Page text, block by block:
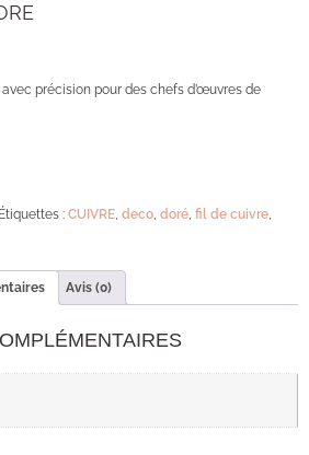
précision pour des chefs d’œuvres de
Étiquettes : CUIVRE deco doré fil de cuivre
Avis (0)